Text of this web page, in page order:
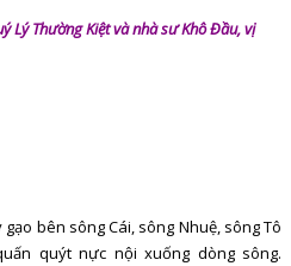
Lý Thường Kiệt và nhà sư Khô Đầu, vị
bên sông Cái, sông Nhuệ, sông Tô
quýt nực nội xuống dòng sông.